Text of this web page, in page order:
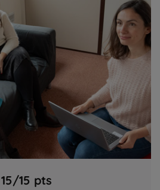
15/15 pts